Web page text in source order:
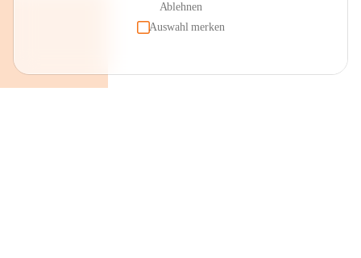
Ablehnen
Auswahl merken